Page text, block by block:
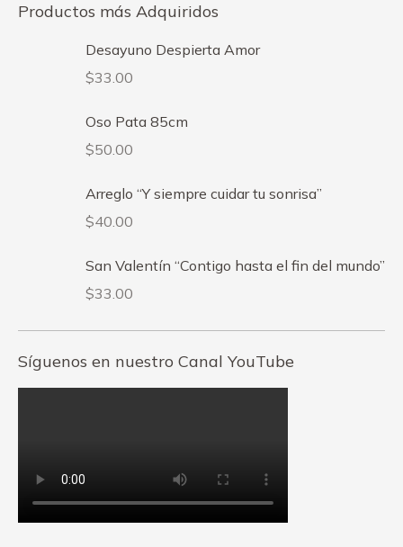
Productos más Adquiridos
Desayuno Despierta Amor
$33.00
Oso Pata 85cm
$50.00
Arreglo “Y siempre cuidar tu sonrisa”
$40.00
San Valentín “Contigo hasta el fin del mundo”
$33.00
Síguenos en nuestro Canal YouTube